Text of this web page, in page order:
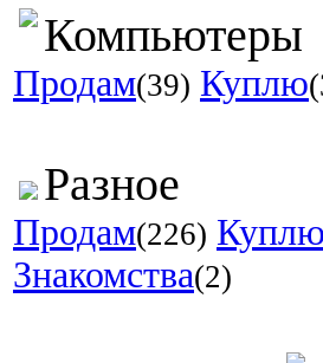
Компьютеры
Продам(39) Куплю
Разное
Продам(226) Куплю
Знакомства(2)